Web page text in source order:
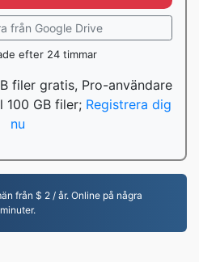
från Google Drive
efter 24 timmar
filer gratis, Pro-användare
100 GB filer; Registrera dig
nu
från $ 2 / år. Online på några
minuter.